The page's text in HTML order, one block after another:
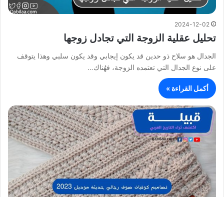
2024-12-02
تحليل عقلية الزوجة التي تجادل زوجها
الجدال هو سلاح ذو حدين قد يكون إيجابي وقد يكون سلبي وهذا يتوقف
على نوع الجدال التي تعتمده الزوجة، فهُناك…
أكمل القراءة »